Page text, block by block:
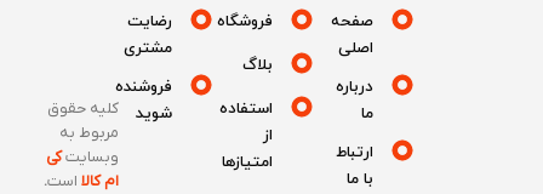
صفحه
درباره
ارتباط
فروشگاه
بلاگ
استفاده
امتیازها
رضایت
مشتری
فروشنده
شوید
کلیه حقوق
مربوط به
وبسایتکی
ام کالااست.